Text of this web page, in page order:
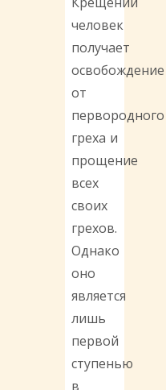
человек
получает
освобождение
от
первородного
греха и
прощение
всех
своих
грехов.
Однако
оно
является
лишь
первой
ступенью
в